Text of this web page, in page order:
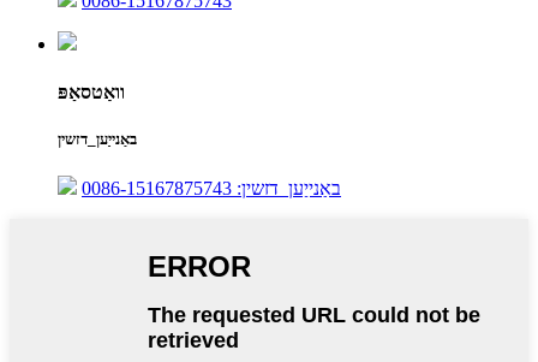
וואַטסאַפּ
באַנייַען_דזשין
באַנייַען_דזשין: 0086-15167875743